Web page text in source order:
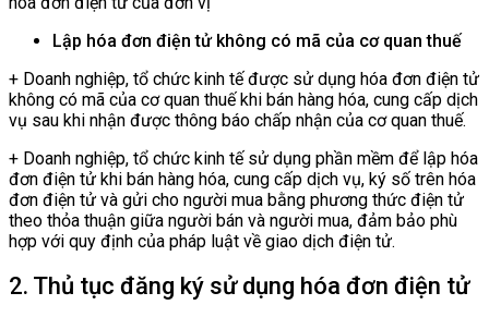
Lập hóa đơn điện tử không có mã của cơ quan thuế
+ Doanh nghiệp, tổ chức kinh tế được sử dụng hóa đơn điện tử
không có mã của cơ quan thuế khi bán hàng hóa, cung cấp dịch
vụ sau khi nhận được thông báo chấp nhận của cơ quan thuế.
+ Doanh nghiệp, tổ chức kinh tế sử dụng phần mềm để lập hóa
đơn điện tử khi bán hàng hóa, cung cấp dịch vụ, ký số trên hóa
đơn điện tử và gửi cho người mua bằng phương thức điện tử
theo thỏa thuận giữa người bán và người mua, đảm bảo phù
hợp với quy định của pháp luật về giao dịch điện tử.
2. Thủ tục đăng ký sử dụng hóa đơn điện tử